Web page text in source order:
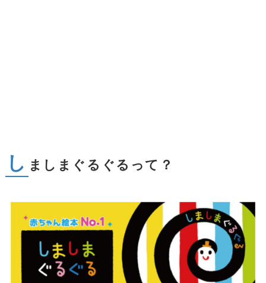
し ましまぐるぐるって？